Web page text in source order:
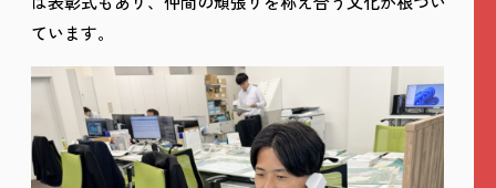
ています。